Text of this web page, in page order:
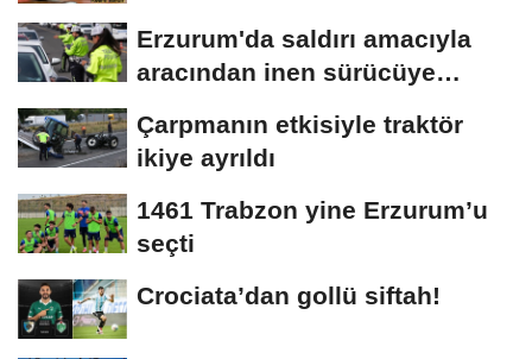
Erzurum'da saldırı amacıyla
aracından inen sürücüye
Çarpmanın etkisiyle traktör
ikiye ayrıldı
1461 Trabzon yine Erzurum’u
seçti
Crociata’dan gollü siftah!